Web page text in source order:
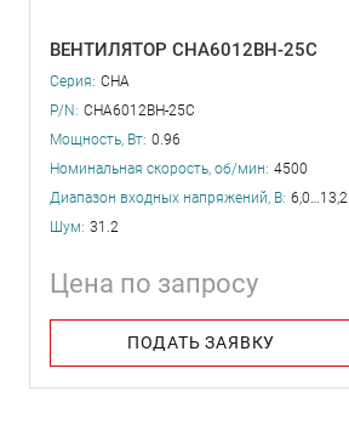
ВЕНТИЛЯТОР CHA6012BH-25C
Серия: CHA
P/N: CHA6012BH-25C
Мощность, Вт: 0.96
Номинальная скорость, об/мин: 4500
Диапазон входных напряжений, В: 6,0…13,2
Шум: 31.2
Цена по запросу
ПОДАТЬ ЗАЯВКУ